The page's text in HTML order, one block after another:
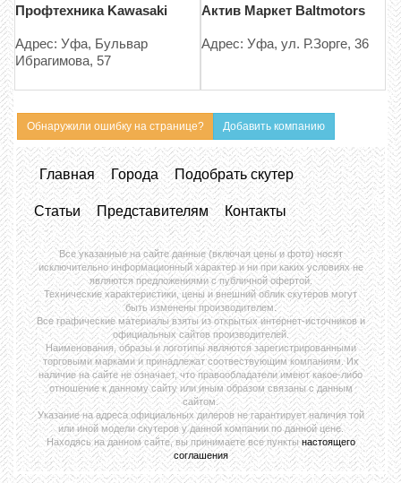
Профтехника Kawasaki
Адрес: Уфа, Бульвар
Ибрагимова, 57
Актив Маркет Baltmotors
Адрес: Уфа, ул. Р.Зорге, 36
Обнаружили ошибку на странице? Добавить компанию
Главная Города Подобрать скутер
Статьи Представителям Контакты
Все указанные на сайте данные (включая цены и фото) носят
исключительно информационный характер и ни при каких условиях не
являются предложениями с публичной офертой.
Технические характеристики, цены и внешний облик скутеров могут
быть изменены производителем.
Все графические материалы взяты из открытых интернет-источников и
официальных сайтов производителей.
Наименования, образы и логотипы являются зарегистрированными
торговыми марками и принадлежат соотвествующим компаниям. Их
наличие на сайте не означает, что правообладатели имеют какое-либо
отношение к данному сайту или иным образом связаны с данным
сайтом.
Указание на адреса официальных дилеров не гарантирует наличия той
или иной модели скутеров у данной компании по данной цене.
Находясь на данном сайте, вы принимаете все пунктынастоящего
соглашения